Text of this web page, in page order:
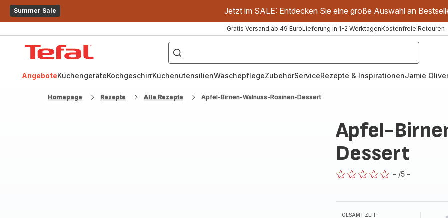
Summer Sale Jetzt im SALE: Entdecken Sie eine große Auswahl an
Gratis Versand ab 49 EuroLieferung in 1-2 WerktagenKostenfreie Retouren
["OptiGrill","Easy
Fry","Pfanne"]
AngeboteKüchengeräteKochgeschirrKüchenutensilienWäschepflegeZubehörServiceRezepte & InspirationenJamie
Homepage Rezepte Alle Rezepte Apfel-Birnen-Walnuss-Rosinen-Dessert
Apfel-
Dessert
- /5 -
GESAMTZEIT